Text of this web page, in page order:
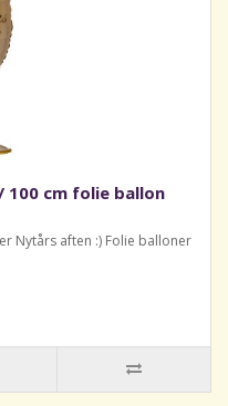
100 cm folie ballon
Nytårs aften :) Folie balloner